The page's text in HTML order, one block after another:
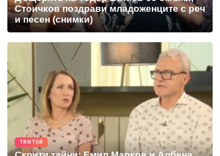
Стоичков поздрави младоженците с реч
и песен (снимки)
ТЯ И ТОЙ